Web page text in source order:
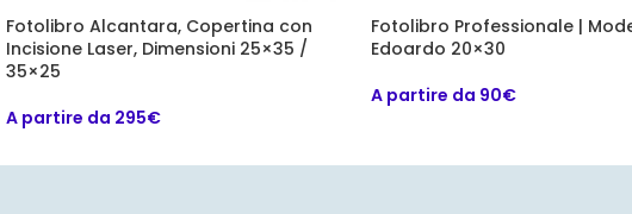
Fotolibro Alcantara, Copertina con
Incisione Laser, Dimensioni 25×35 /
35×25
A partire da 295€
Fotolibro Professionale |
Edoardo 20×30
A partire da 90€